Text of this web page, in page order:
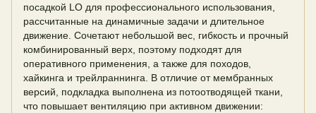
посадкой LO для профессионального использования,
рассчитанные на динамичные задачи и длительное
движение. Сочетают небольшой вес, гибкость и прочный
комбинированный верх, поэтому подходят для
оперативного применения, а также для походов,
хайкинга и трейлраннинга. В отличие от мембранных
версий, подкладка выполнена из потоотводящей ткани,
что повышает вентиляцию при активном движении: